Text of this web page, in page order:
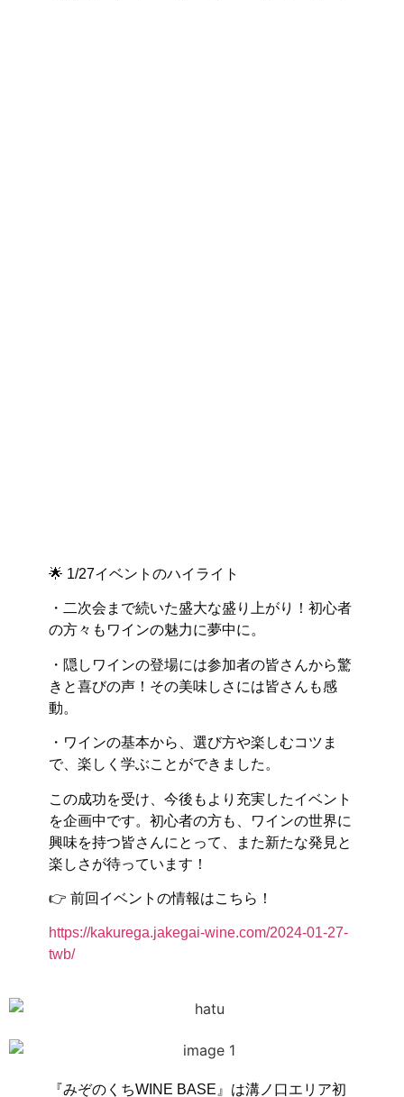
🌟 1/27イベントのハイライト
・二次会まで続いた盛大な盛り上がり！初心者
の方々もワインの魅力に夢中に。
・隠しワインの登場には参加者の皆さんから驚
きと喜びの声！その美味しさには皆さんも感
動。
・ワインの基本から、選び方や楽しむコツま
で、楽しく学ぶことができました。
この成功を受け、今後もより充実したイベント
を企画中です。初心者の方も、ワインの世界に
興味を持つ皆さんにとって、また新たな発見と
楽しさが待っています！
👉 前回イベントの情報はこちら！
https://kakurega.jakegai-wine.com/2024-01-27-
twb/
『みぞのくちWINE BASE』は溝ノ口エリア初